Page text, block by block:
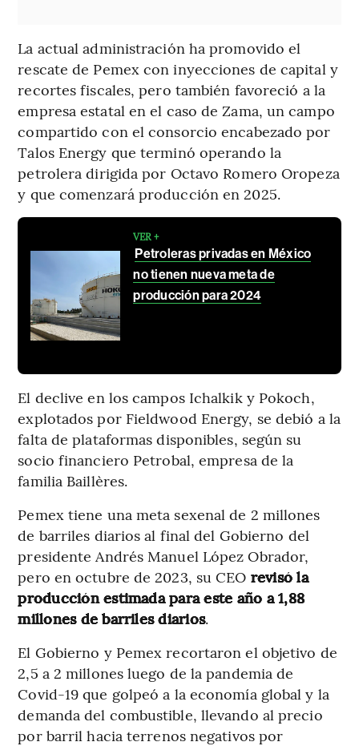
La actual administración ha promovido el
rescate de Pemex con inyecciones de capital y
recortes fiscales, pero también favoreció a la
empresa estatal en el caso de Zama, un campo
compartido con el consorcio encabezado por
Talos Energy que terminó operando la
petrolera dirigida por Octavo Romero Oropeza
y que comenzará producción en 2025.
VER +
Petroleras privadas en México
no tienen nueva meta de
producción para 2024
El declive en los campos Ichalkik y Pokoch,
explotados por Fieldwood Energy, se debió a la
falta de plataformas disponibles, según su
socio financiero Petrobal, empresa de la
familia Baillères.
Pemex tiene una meta sexenal de 2 millones
de barriles diarios al final del Gobierno del
presidente Andrés Manuel López Obrador,
pero en octubre de 2023, su CEO revisó la
producción estimada para este año a 1,88
millones de barriles diarios.
El Gobierno y Pemex recortaron el objetivo de
2,5 a 2 millones luego de la pandemia de
Covid-19 que golpeó a la economía global y la
demanda del combustible, llevando al precio
por barril hacia terrenos negativos por